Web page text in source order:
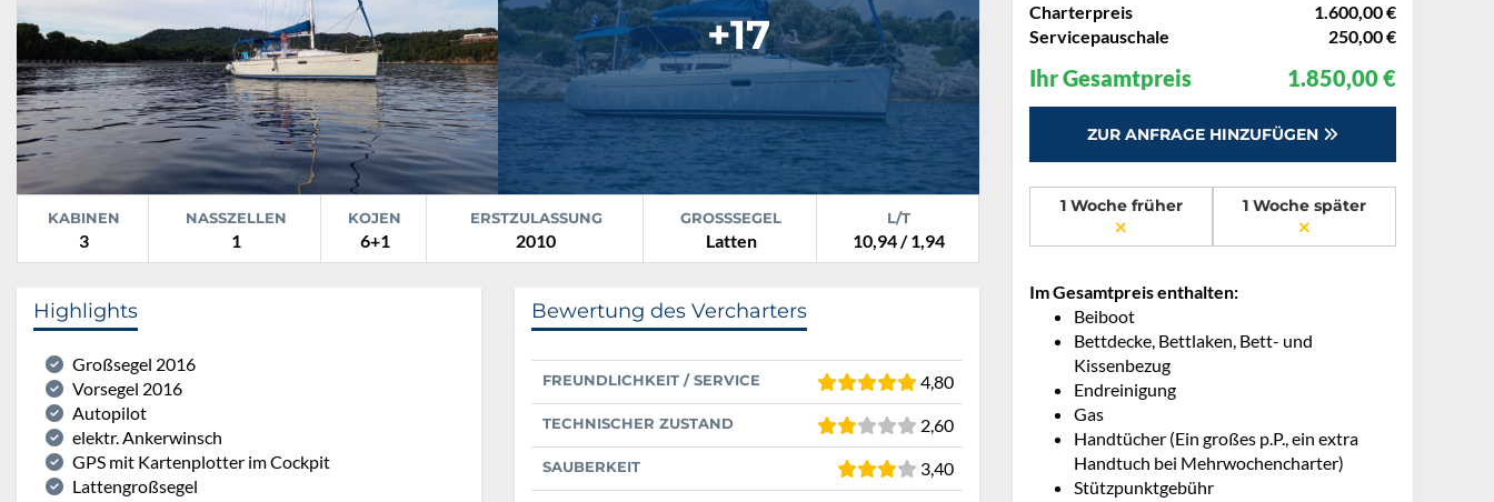
+17
KABINEN
3
NASSZELLEN
1
KOJEN
6+1
ERSTZULASSUNG
2010
GROSSSEGEL
Latten
L/T
10,94 / 1,94
Highlights
Großsegel 2016
Vorsegel 2016
Autopilot
elektr. Ankerwinsch
GPS mit Kartenplotter im Cockpit
Lattengroßsegel
Bewertung des Vercharters
FREUNDLICHKEIT / SERVICE 4,80
TECHNISCHER ZUSTAND 2,60
SAUBERKEIT 3,40
Charterpreis
1.600,00 €
Servicepauschale
250,00 €
Ihr Gesamtpreis 1.850,00 €
ZUR ANFRAGE HINZUFÜGEN
1 Woche früher 1 Woche später
Im Gesamtpreis enthalten:
Beiboot
Bettdecke, Bettlaken, Bett- und
Kissenbezug
Endreinigung
Gas
Handtücher (Ein großes p.P., ein extra
Handtuch bei Mehrwochencharter)
Stützpunktgebühr